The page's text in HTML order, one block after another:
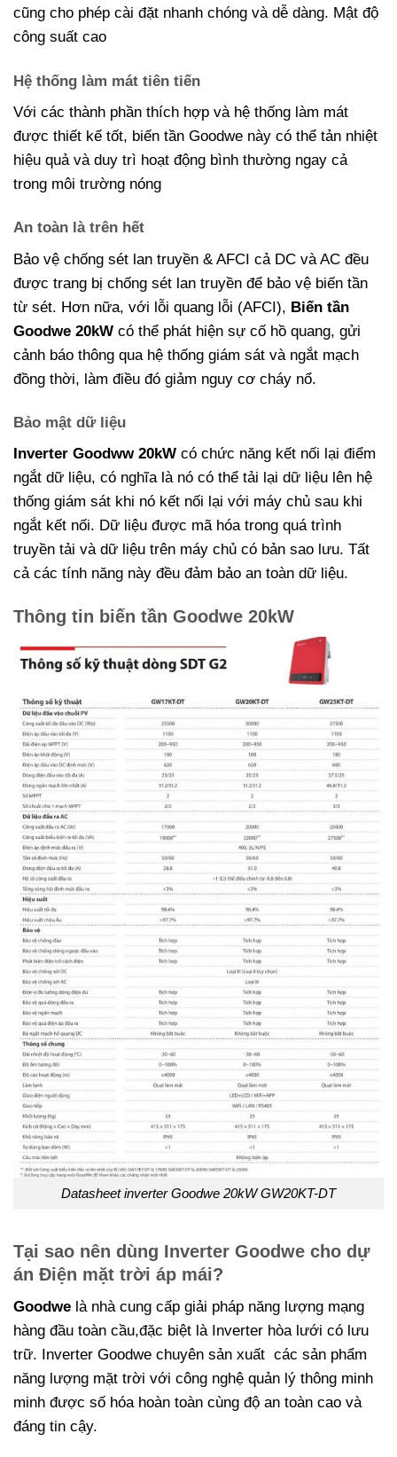
cũng cho phép cài đặt nhanh chóng và dễ dàng. Mật độ
công suất cao
Hệ thống làm mát tiên tiến
Với các thành phần thích hợp và hệ thống làm mát
được thiết kế tốt, biến tần Goodwe này có thể tản nhiệt
hiệu quả và duy trì hoạt động bình thường ngay cả
trong môi trường nóng
An toàn là trên hết
Bảo vệ chống sét lan truyền & AFCI cả DC và AC đều
được trang bị chống sét lan truyền để bảo vệ biến tần
từ sét. Hơn nữa, với lỗi quang lỗi (AFCI), Biến tần
Goodwe 20kW có thể phát hiện sự cố hồ quang, gửi
cảnh báo thông qua hệ thống giám sát và ngắt mạch
đồng thời, làm điều đó giảm nguy cơ cháy nổ.
Bảo mật dữ liệu
Inverter Goodww 20kW có chức năng kết nối lại điểm
ngắt dữ liệu, có nghĩa là nó có thể tải lại dữ liệu lên hệ
thống giám sát khi nó kết nối lại với máy chủ sau khi
ngắt kết nối. Dữ liệu được mã hóa trong quá trình
truyền tải và dữ liệu trên máy chủ có bản sao lưu. Tất
cả các tính năng này đều đảm bảo an toàn dữ liệu.
Thông tin biến tần Goodwe 20kW
Datasheet inverter Goodwe 20kW GW20KT-DT
Tại sao nên dùng Inverter Goodwe cho dự
án Điện mặt trời áp mái?
Goodwe là nhà cung cấp giải pháp năng lượng mạng
hàng đầu toàn cầu,đặc biệt là Inverter hòa lưới có lưu
trữ. Inverter Goodwe chuyên sản xuất các sản phẩm
năng lượng mặt trời với công nghệ quản lý thông minh
minh được số hóa hoàn toàn cùng độ an toàn cao và
đáng tin cậy.